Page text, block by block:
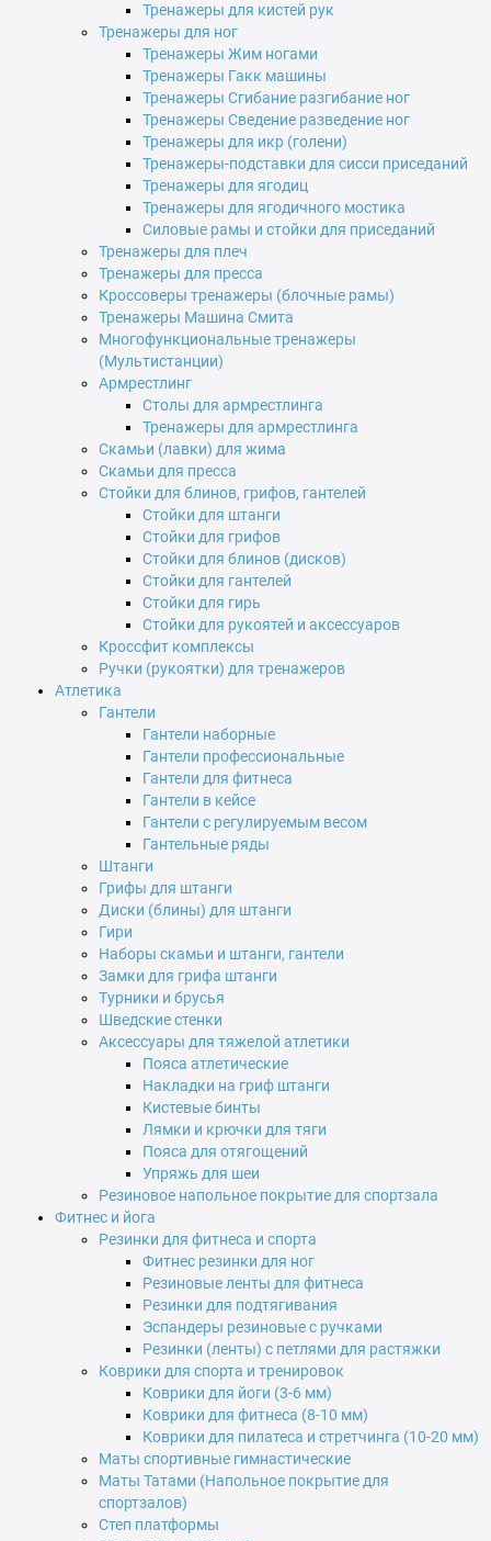
Тренажеры для кистей рук
Тренажеры для ног
Тренажеры Жим ногами
Тренажеры Гакк машины
Тренажеры Сгибание разгибание ног
Тренажеры Сведение разведение ног
Тренажеры для икр (голени)
Тренажеры-подставки для сисси приседаний
Тренажеры для ягодиц
Тренажеры для ягодичного мостика
Силовые рамы и стойки для приседаний
Тренажеры для плеч
Тренажеры для пресса
Кроссоверы тренажеры (блочные рамы)
Тренажеры Машина Смита
Многофункциональные тренажеры
(Мультистанции)
Армрестлинг
Столы для армрестлинга
Тренажеры для армрестлинга
Скамьи (лавки) для жима
Скамьи для пресса
Стойки для блинов, грифов, гантелей
Стойки для штанги
Стойки для грифов
Стойки для блинов (дисков)
Стойки для гантелей
Стойки для гирь
Стойки для рукоятей и аксессуаров
Кроссфит комплексы
Ручки (рукоятки) для тренажеров
Атлетика
Гантели
Гантели наборные
Гантели профессиональные
Гантели для фитнеса
Гантели в кейсе
Гантели с регулируемым весом
Гантельные ряды
Штанги
Грифы для штанги
Диски (блины) для штанги
Гири
Наборы скамьи и штанги, гантели
Замки для грифа штанги
Турники и брусья
Шведские стенки
Аксессуары для тяжелой атлетики
Пояса атлетические
Накладки на гриф штанги
Кистевые бинты
Лямки и крючки для тяги
Пояса для отягощений
Упряжь для шеи
Резиновое напольное покрытие для спортзала
Фитнес и йога
Резинки для фитнеса и спорта
Фитнес резинки для ног
Резиновые ленты для фитнеса
Резинки для подтягивания
Эспандеры резиновые с ручками
Резинки (ленты) с петлями для растяжки
Коврики для спорта и тренировок
Коврики для йоги (3-6 мм)
Коврики для фитнеса (8-10 мм)
Коврики для пилатеса и стретчинга (10-20 мм)
Маты спортивные гимнастические
Маты Татами (Напольное покрытие для
спортзалов)
Степ платформы